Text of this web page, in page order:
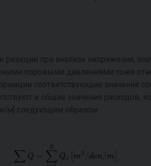
при анализе напряжения,
поровыми давлениями тоже
соответствующие значения
и общие значения расходов,
м ] следующим образом: